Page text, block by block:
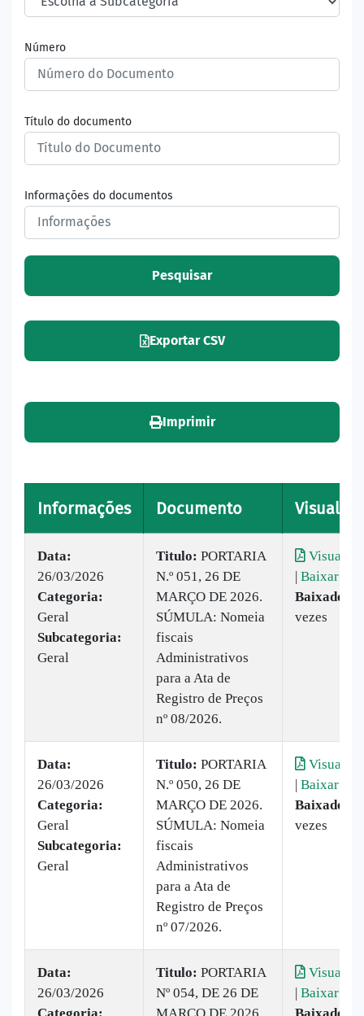
Número
Título do documento
Informações do documentos
Pesquisar
Exportar CSV
Imprimir
Informações Documento
Data:
26/03/2026
Categoria:
Geral
Subcategoria:
Geral
Titulo: PORTARIA
N.º 051, 26 DE
MARÇO DE 2026.
SÚMULA: Nomeia
fiscais
Administrativos
para a Ata de
Registro de Preços
nº 08/2026.
| Baixar
Baixado:
vezes
Data:
26/03/2026
Categoria:
Geral
Subcategoria:
Geral
Titulo: PORTARIA
N.º 050, 26 DE
MARÇO DE 2026.
SÚMULA: Nomeia
fiscais
Administrativos
para a Ata de
Registro de Preços
nº 07/2026.
| Baixar
Baixado:
vezes
Data:
26/03/2026
Titulo: PORTARIA
Nº 054, DE 26 DE
| Baixar